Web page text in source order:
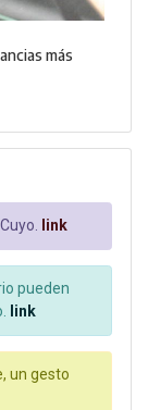
más
link
pueden
link
un gesto